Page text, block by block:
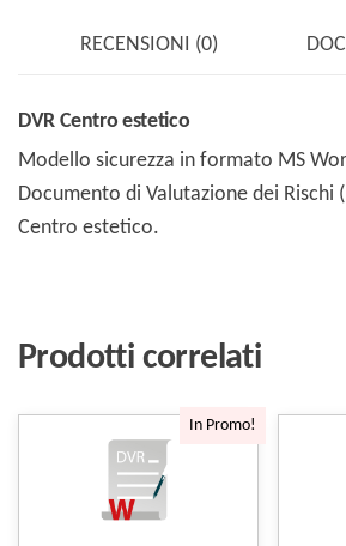
RECENSIONI (0)
DVR Centro estetico
Modello sicurezza in formato MS
Documento di Valutazione dei Rischi
Centro estetico.
Prodotti correlati
In Promo!